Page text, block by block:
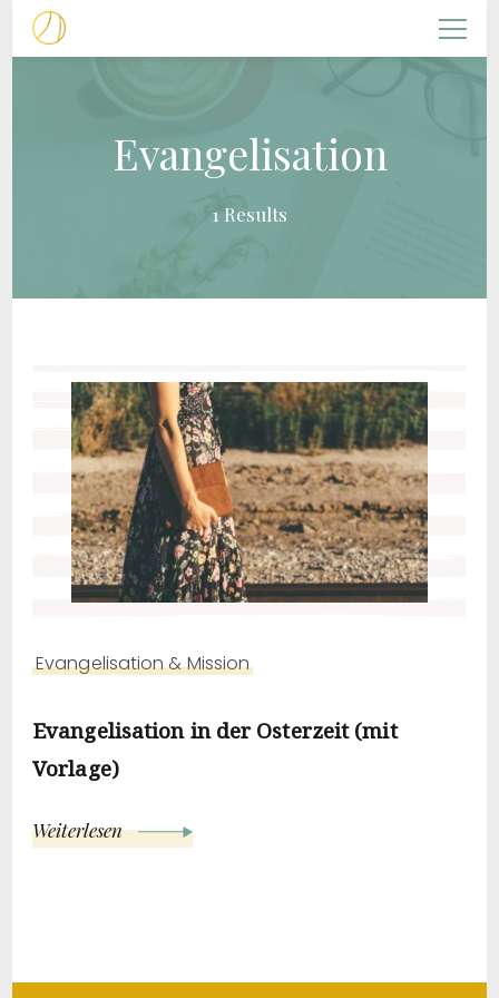
NACHFOLGERIN
Christliche Frauenarbeit
Evangelisation
1 Results
Evangelisation & Mission
Evangelisation in der Osterzeit (mit
Vorlage)
Weiterlesen